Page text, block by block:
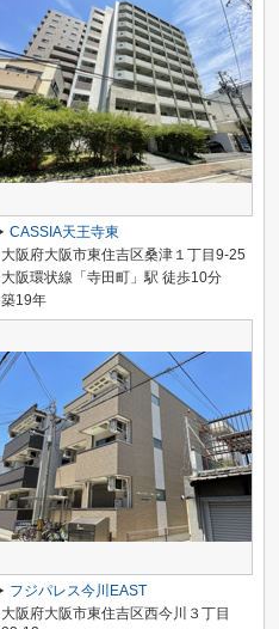
CASSIA天王寺東
大阪府大阪市東住吉区桑津１丁目9-25
大阪環状線「寺田町」駅 徒歩10分
築19年
フジパレス今川EAST
大阪府大阪市東住吉区西今川３丁目